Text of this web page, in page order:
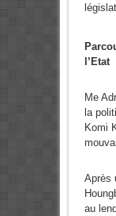
l’Etat
Me
la
Komi
Après
au